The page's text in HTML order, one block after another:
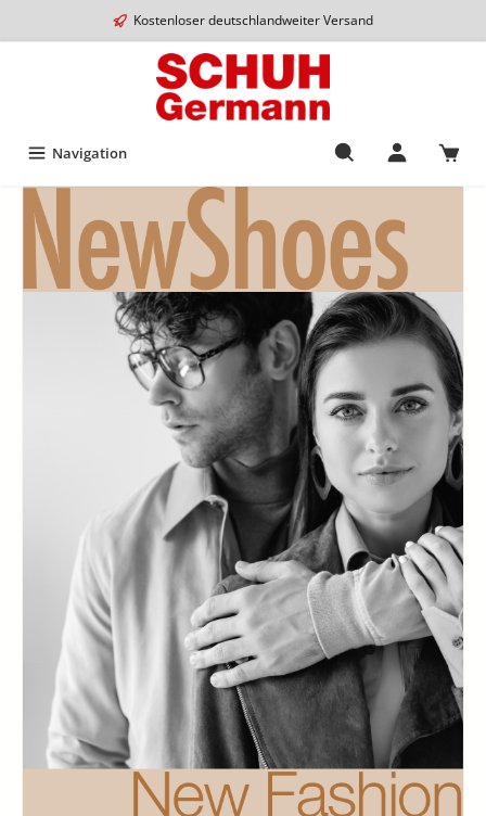
Kostenloser deutschlandweiter Versand
Navigation